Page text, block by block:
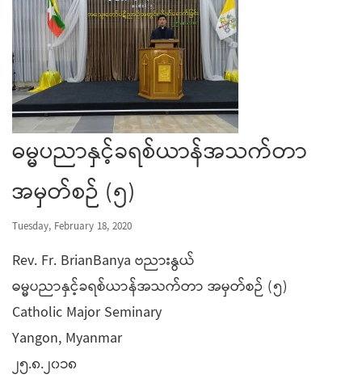
ဓမ္မပညာနှင့်ခရစ်ယာန်အသက်တာ
အမှတ်စဉ် (၅)
Tuesday, February 18, 2020
Rev. Fr. BrianBanya ဗညားနွယ်
ဓမ္မပညာနှင့်ခရစ်ယာန်အသက်တာ အမှတ်စဉ် (၅)
Catholic Major Seminary
Yangon, Myanmar
၂၅.၈.၂၀၁၈